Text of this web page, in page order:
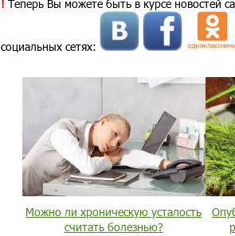
! Теперь Вы можете быть в курсе новостей
социальных сетях:
Можно ли хроническую усталость
считать болезнью?